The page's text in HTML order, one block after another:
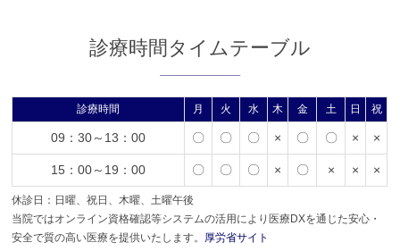
診療時間タイムテーブル
診療時間 月 火 水 木 金 土 日 祝
09：30～13：00 〇 〇 〇 × 〇 〇 × ×
15：00～19：00 〇 〇 〇 × 〇 × × ×
休診日：日曜、祝日、木曜、土曜午後
当院ではオンライン資格確認等システムの活用により医療DXを通じた安心・
安全で質の高い医療を提供いたします。 厚労省サイト